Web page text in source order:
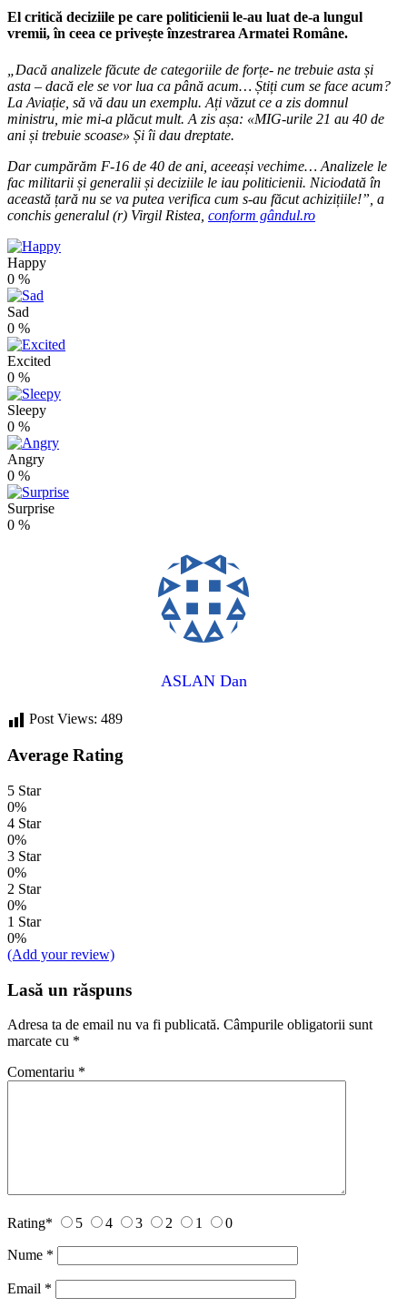
El critică deciziile pe care politicienii le-au luat de-a lungul
vremii, în ceea ce privește înzestrarea Armatei Române.
„Dacă analizele făcute de categoriile de forțe- ne trebuie asta și
asta – dacă ele se vor lua ca până acum… Știți cum se face acum?
La Aviație, să vă dau un exemplu. Ați văzut ce a zis domnul
ministru, mie mi-a plăcut mult. A zis așa: «MIG-urile 21 au 40 de
ani și trebuie scoase» Și îi dau dreptate.
Dar cumpărăm F-16 de 40 de ani, aceeași vechime… Analizele le
fac militarii și generalii și deciziile le iau politicienii. Niciodată în
această țară nu se va putea verifica cum s-au făcut achizițiile!”, a
conchis generalul (r) Virgil Ristea, conform gândul.ro
Happy
0 %
Sad
0 %
Excited
0 %
Sleepy
0 %
Angry
0 %
Surprise
0 %
ASLAN Dan
Post Views: 489
Average Rating
5 Star
0%
4 Star
0%
3 Star
0%
2 Star
0%
1 Star
0%
(Add your review)
Lasă un răspuns
Adresa ta de email nu va fi publicată. Câmpurile obligatorii sunt
marcate cu *
Comentariu *
Rating* 5 4 3 2 1 0
Nume *
Email *